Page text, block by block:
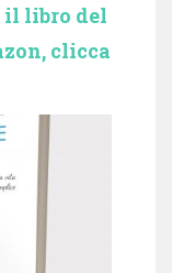
il libro del
clicca